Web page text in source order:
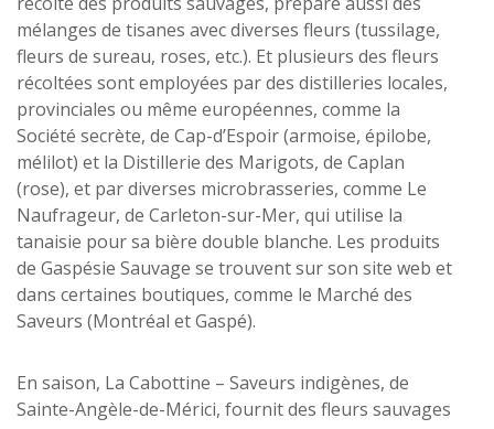
mélanges de tisanes avec diverses fleurs (tussilage,
fleurs de sureau, roses, etc.). Et plusieurs des fleurs
récoltées sont employées par des distilleries locales,
provinciales ou même européennes, comme la
Société secrète, de Cap-d’Espoir (armoise, épilobe,
mélilot) et la Distillerie des Marigots, de Caplan
(rose), et par diverses microbrasseries, comme Le
Naufrageur, de Carleton-sur-Mer, qui utilise la
tanaisie pour sa bière double blanche. Les produits
de Gaspésie Sauvage se trouvent sur son site web et
dans certaines boutiques, comme le Marché des
Saveurs (Montréal et Gaspé).
En saison, La Cabottine – Saveurs indigènes, de
Sainte-Angèle-de-Mérici, fournit des fleurs sauvages